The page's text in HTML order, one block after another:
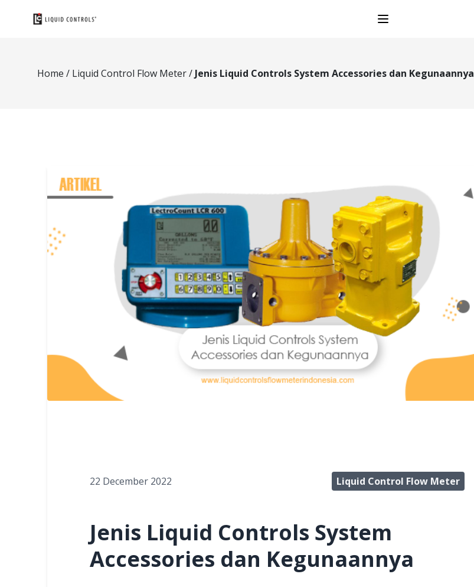
Open main menu
Home / Liquid Control Flow Meter/ Jenis Liquid Controls System Accessories dan Kegunaannya
22 December 2022 Liquid Control Flow Meter
Jenis Liquid Controls System
Accessories dan Kegunaannya